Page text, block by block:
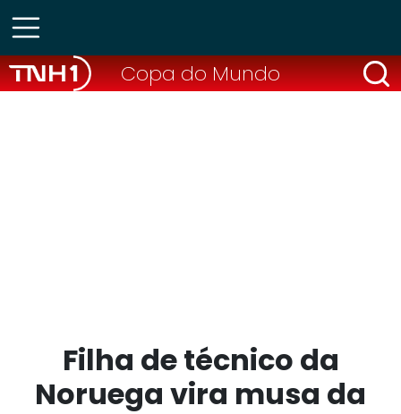
Copa do Mundo
Filha de técnico da
Noruega vira musa da